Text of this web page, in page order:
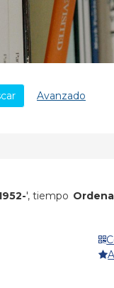
Avanzado
', tiempo